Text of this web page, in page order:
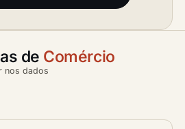
de Comércio
nos dados